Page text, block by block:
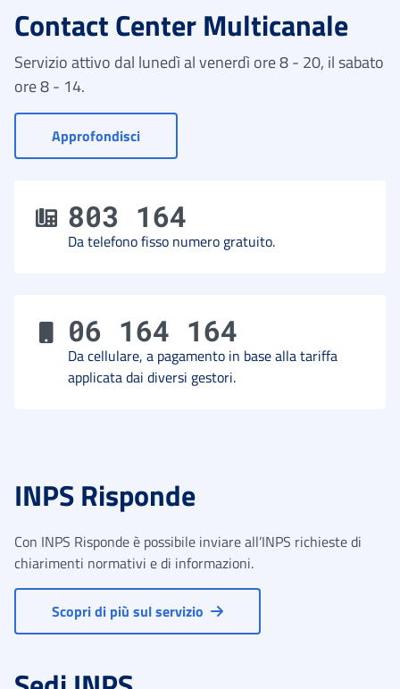
Contact Center Multicanale
Servizio attivo dal lunedì al venerdì ore 8 - 20, il sabato
ore 8 - 14.
Approfondisci- Vai a Contact Center
803 164
Da telefono fisso numero gratuito.
06 164 164
Da cellulare, a pagamento in base alla tariffa
applicata dai diversi gestori.
INPS Risponde
Con INPS Risponde è possibile inviare all’INPS richieste di
chiarimenti normativi e di informazioni.
Scopri di più sul servizio